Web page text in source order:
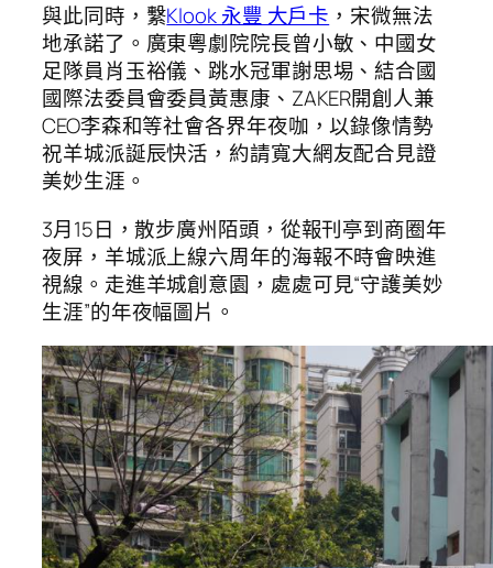
與此同時，繫Klook 永豐 大戶卡 ，宋微無法
地承諾了。廣東粵劇院院長曾小敏、中國女
足隊員肖玉裕儀、跳水冠軍謝思埸、結合國
國際法委員會委員黃惠康、ZAKER開創人兼
CEO李森和等社會各界年夜咖，以錄像情勢
祝羊城派誕辰快活，約請寬大網友配合見證
美妙生涯。
3月15日，散步廣州陌頭，從報刊亭到商圈年
夜屏，羊城派上線六周年的海報不時會映進
視線。走進羊城創意園，處處可見“守護美妙
生涯”的年夜幅圖片。